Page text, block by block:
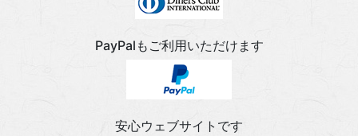
PayPalもご利用いただけます
安心ウェブサイトです